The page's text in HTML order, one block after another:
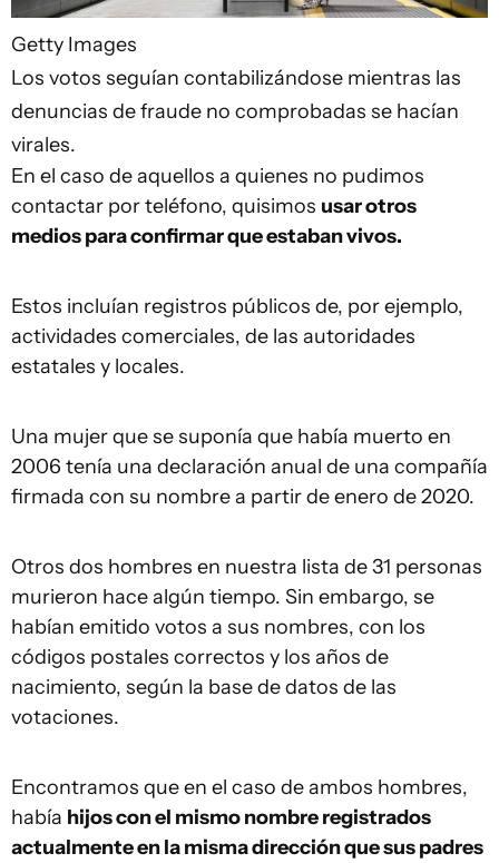
Getty Images
Los votos seguían contabilizándose mientras las
denuncias de fraude no comprobadas se hacían
virales.
En el caso de aquellos a quienes no pudimos
contactar por teléfono, quisimos usar otros
medios para confirmar que estaban vivos.
Estos incluían registros públicos de, por ejemplo,
actividades comerciales, de las autoridades
estatales y locales.
Una mujer que se suponía que había muerto en
2006 tenía una declaración anual de una compañía
firmada con su nombre a partir de enero de 2020.
Otros dos hombres en nuestra lista de 31 personas
murieron hace algún tiempo. Sin embargo, se
habían emitido votos a sus nombres, con los
códigos postales correctos y los años de
nacimiento, según la base de datos de las
votaciones.
Encontramos que en el caso de ambos hombres,
había hijos con el mismo nombre registrados
actualmente en la misma dirección que sus padres